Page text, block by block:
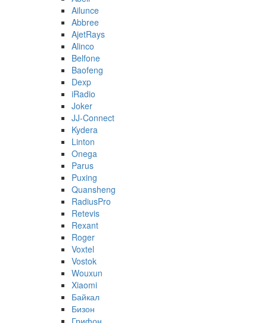
Ailunce
Abbree
AjetRays
Alinco
Belfone
Baofeng
Dexp
iRadio
Joker
JJ-Connect
Kydera
Linton
Onega
Parus
Puxing
Quansheng
RadiusPro
Retevis
Rexant
Roger
Voxtel
Vostok
Wouxun
Xiaomi
Байкал
Бизон
Грифон